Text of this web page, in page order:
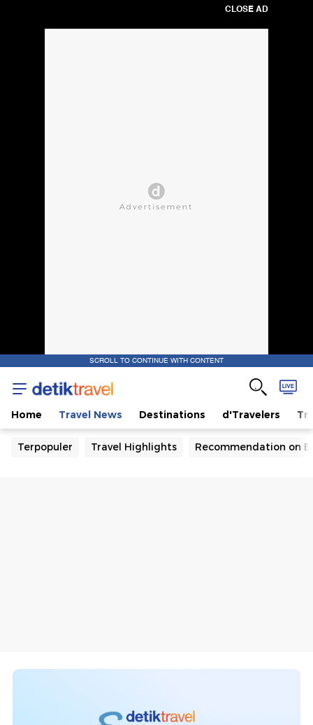
CLOSE AD
SCROLL TO CONTINUE WITH CONTENT
Home Travel News Destinations d'Travelers
Terpopuler Travel Highlights Recommendation on